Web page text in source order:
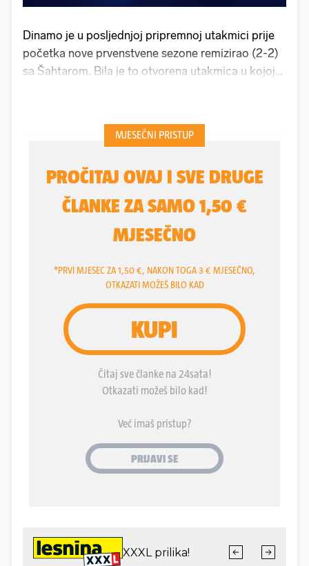
Dinamo je u posljednjoj pripremnoj utakmici prije
početka nove prvenstvene sezone remizirao (2-2)
sa Šahtarom. Bila je to otvorena utakmica u kojoj
pohod na duplu krunu i Ligu prvaka. OK, Baturina je
zbog viroze (nije trenirao pet dana) ostao na klupi,
vizure Dinamove igre, Jakirovićevog sustava. A
neke stvari - brinu...